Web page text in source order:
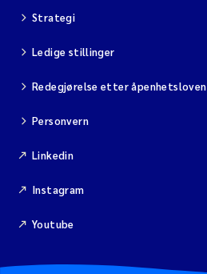
Strategi
Ledige stillinger
Redegjørelse etter åpenhetsloven
Personvern
Linkedin
Instagram
Youtube